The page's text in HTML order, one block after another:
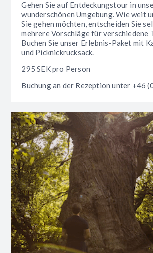
Gehen Sie auf Entdeckungstour in
wunderschönen Umgebung. Wie weit
Sie gehen möchten, entscheiden Sie
mehrere Vorschläge für verschiedene
Buchen Sie unser Erlebnis-Paket mit
und Picknickrucksack.
295 SEK pro Person
Buchung an der Rezeption unter +46